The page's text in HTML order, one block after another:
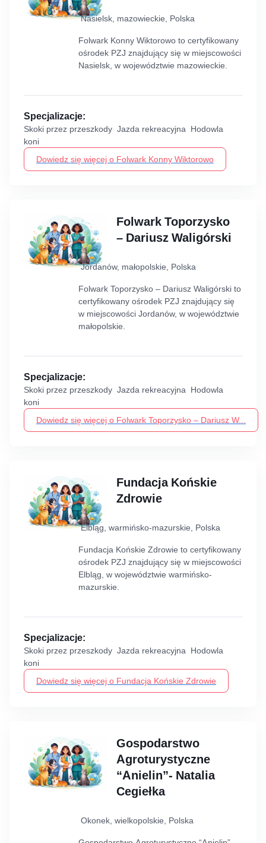
Nasielsk, mazowieckie, Polska
Folwark Konny Wiktorowo to certyfikowany
ośrodek PZJ znajdujący się w miejscowości
Nasielsk, w województwie mazowieckie.
Specjalizacje:
Skoki przez przeszkody Jazda rekreacyjna Hodowla
koni
Dowiedz się więcej o Folwark Konny Wiktorowo
Folwark Toporzysko
– Dariusz Waligórski
Jordanów, małopolskie, Polska
Folwark Toporzysko – Dariusz Waligórski to
certyfikowany ośrodek PZJ znajdujący się
w miejscowości Jordanów, w województwie
małopolskie.
Specjalizacje:
Skoki przez przeszkody Jazda rekreacyjna Hodowla
koni
Dowiedz się więcej o Folwark Toporzysko – Dariusz W...
Fundacja Końskie
Zdrowie
Elbląg, warmińsko-mazurskie, Polska
Fundacja Końskie Zdrowie to certyfikowany
ośrodek PZJ znajdujący się w miejscowości
Elbląg, w województwie warmińsko-
mazurskie.
Specjalizacje:
Skoki przez przeszkody Jazda rekreacyjna Hodowla
koni
Dowiedz się więcej o Fundacja Końskie Zdrowie
Gospodarstwo
Agroturystyczne
“Anielin”- Natalia
Cegiełka
Okonek, wielkopolskie, Polska